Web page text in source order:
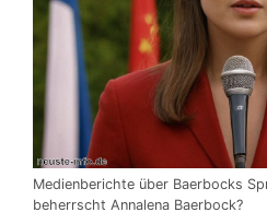
Medienberichte über Baerbocks
beherrscht Annalena Baerbock?